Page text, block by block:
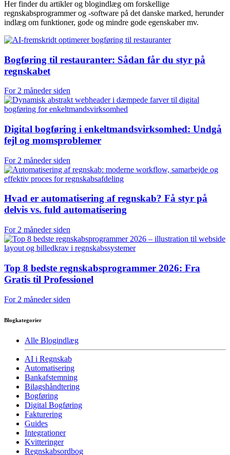
Her finder du artikler og blogindlæg om forskellige
regnskabsprogrammer og -software på det danske marked, herunder
indlæg om funktioner, gode og mindre gode egenskaber mv.
Bogføring til restauranter: Sådan får du styr på
regnskabet
For 2 måneder siden
Digital bogføring i enkeltmands­virksomhed: Undgå
fejl og momsproblemer
For 2 måneder siden
Hvad er automatisering af regnskab? Få styr på
delvis vs. fuld automatisering
For 2 måneder siden
Top 8 bedste regnskabs­programmer 2026: Fra
Gratis til Professionel
For 2 måneder siden
Blogkategorier
Alle Blogindlæg
AI i Regnskab
Automatisering
Bankafstemning
Bilagshåndtering
Bogføring
Digital Bogføring
Fakturering
Guides
Integrationer
Kvitteringer
Regnskabsordbog